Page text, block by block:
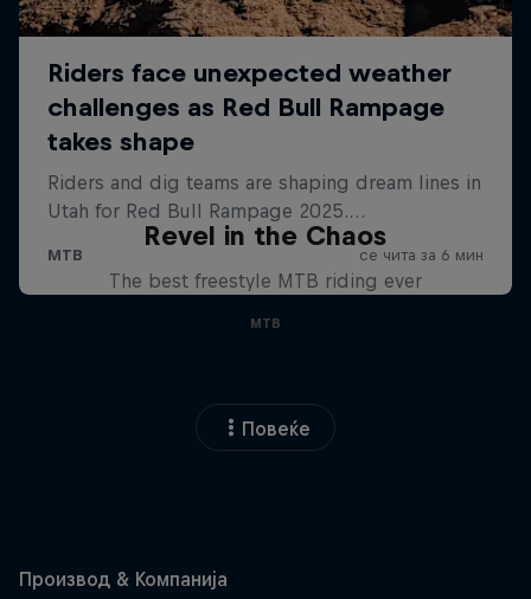
Revel in the Chaos
The best freestyle MTB riding ever
MTB
Повеќе